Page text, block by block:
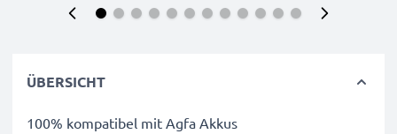
ÜBERSICHT
100% kompatibel mit Agfa Akkus